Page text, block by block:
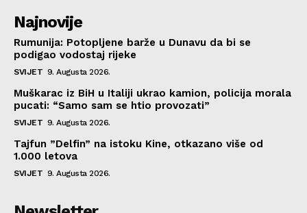
Najnovije
Rumunija: Potopljene barže u Dunavu da bi se
podigao vodostaj rijeke
SVIJET 9. Augusta 2026.
Muškarac iz BiH u Italiji ukrao kamion, policija morala
pucati: “Samo sam se htio provozati”
SVIJET 9. Augusta 2026.
Tajfun ”Delfin” na istoku Kine, otkazano više od
1.000 letova
SVIJET 9. Augusta 2026.